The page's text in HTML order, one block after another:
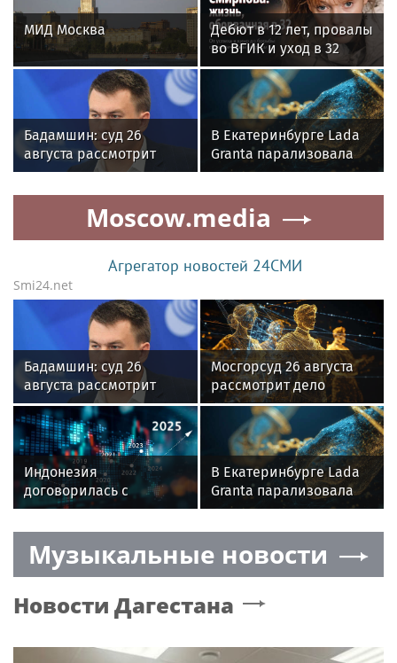
МИД Москва
Дебют в 12 лет, провалы
во ВГИК и уход в 32
года: короткий путь
актрисы Надежды
Смирновой
Бадамшин: суд 26
августа рассмотрит
жалобы на арест
блогера Ильи Ремесло
В Екатеринбурге Lada
Granta парализовала
движение на
Амундсена
Moscow.media
Агрегатор новостей 24СМИ
Smi24.net
Бадамшин: суд 26
августа рассмотрит
жалобы на арест
блогера Ильи Ремесло
Мосгорсуд 26 августа
рассмотрит дело
блогера Ремесло
Индонезия
договорилась с
Россией о поставке 150
В Екатеринбурге Lada
Granta парализовала
движение на
Музыкальные новости
Новости Дагестана